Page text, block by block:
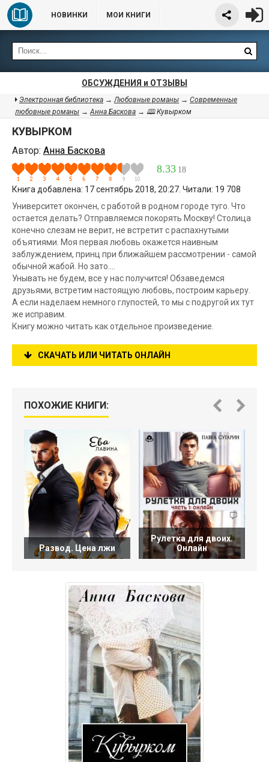
НОВИНКИ МОИ КНИГИ
ОБСУЖДЕНИЯ и ОТЗЫВЫ
Электронная библиотека →Любовные романы → Современные
любовные романы →Анна Баскова → 🕮 Кувырком
КУВЫРКОМ
Автор: Анна Баскова
8.33 18
Книга добавлена: 17 сентябрь 2018, 20:27. Читали: 19 708
Университет окончен, с работой в родном городе туго. Что
остается делать? Отправляемся покорять Москву! Столица
конечно слезам не верит, не встретит с распахнутыми
объятиями. Моя первая любовь окажется наивным
заблуждением, принц при ближайшем рассмотрении - самой
обычной жабой. Но зато....
Унывать не будем, все у нас получится! Обзаведемся
друзьями, встретим настоящую любовь, построим карьеру.
А если наделаем немного глупостей, то мы с подругой их тут
же исправим.
Книгу можно читать как отдельное произведение.
СКАЧАТЬ ИЛИ ЧИТАТЬ ОНЛАЙН
ПОХОЖИЕ КНИГИ:
Развод. Цена лжи
Рулетка для двоих.
Онлайн